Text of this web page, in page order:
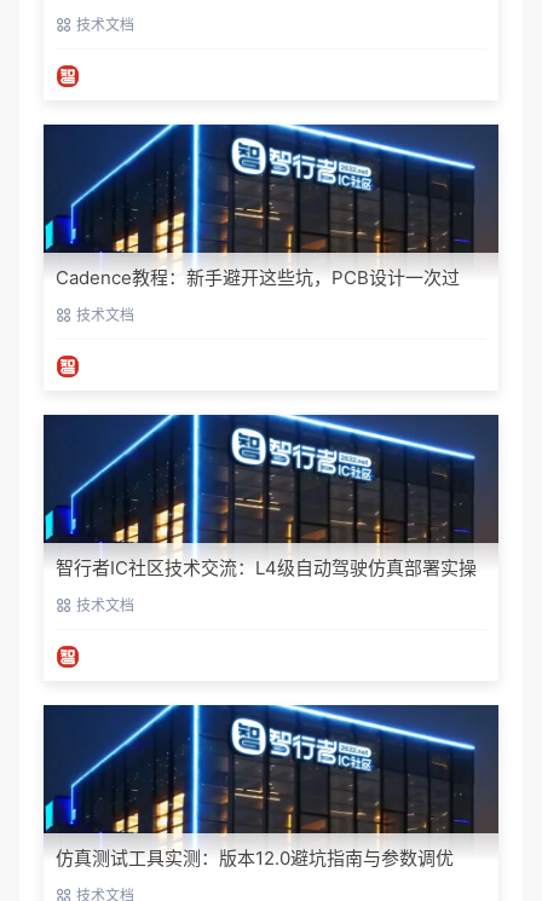
技术文档
Cadence教程：新手避开这些坑，PCB设计一次过
技术文档
智行者IC社区技术交流：L4级自动驾驶仿真部署实操
指南技术文档
仿真测试工具实测：版本12.0避坑指南与参数调优
技术文档